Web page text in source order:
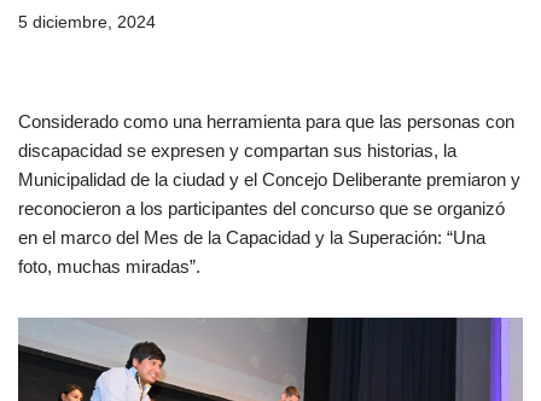
5 diciembre, 2024
Considerado como una herramienta para que las personas con
discapacidad se expresen y compartan sus historias, la
Municipalidad de la ciudad y el Concejo Deliberante premiaron y
reconocieron a los participantes del concurso que se organizó
en el marco del Mes de la Capacidad y la Superación: “Una
foto, muchas miradas”.